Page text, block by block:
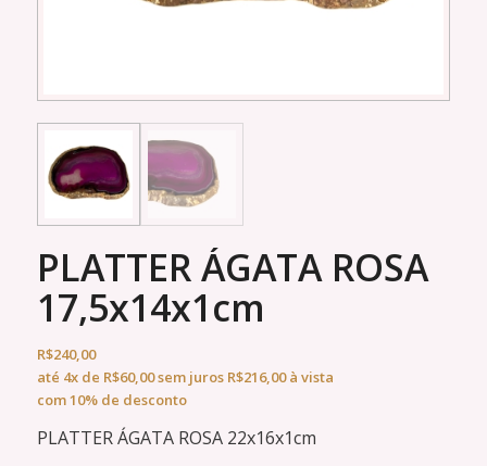
PLATTER ÁGATA ROSA
17,5x14x1cm
R$240,00
até 4xde R$60,00sem juros R$216,00à vista
com 10% de desconto
PLATTER ÁGATA ROSA 22x16x1cm